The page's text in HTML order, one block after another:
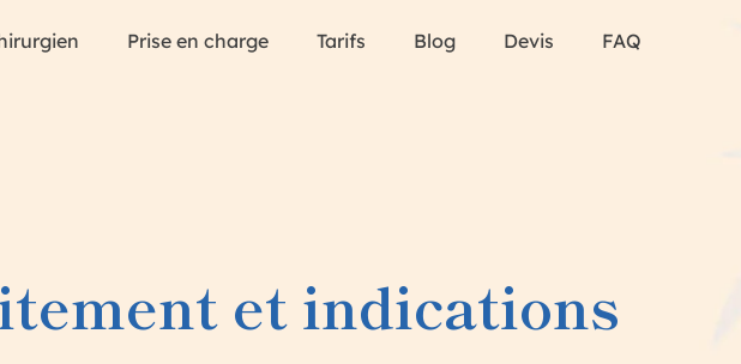
Prise en charge Tarifs Blog Devis FAQ
et indications